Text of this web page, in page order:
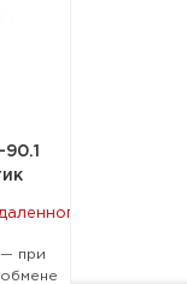
склада
— при
обмене